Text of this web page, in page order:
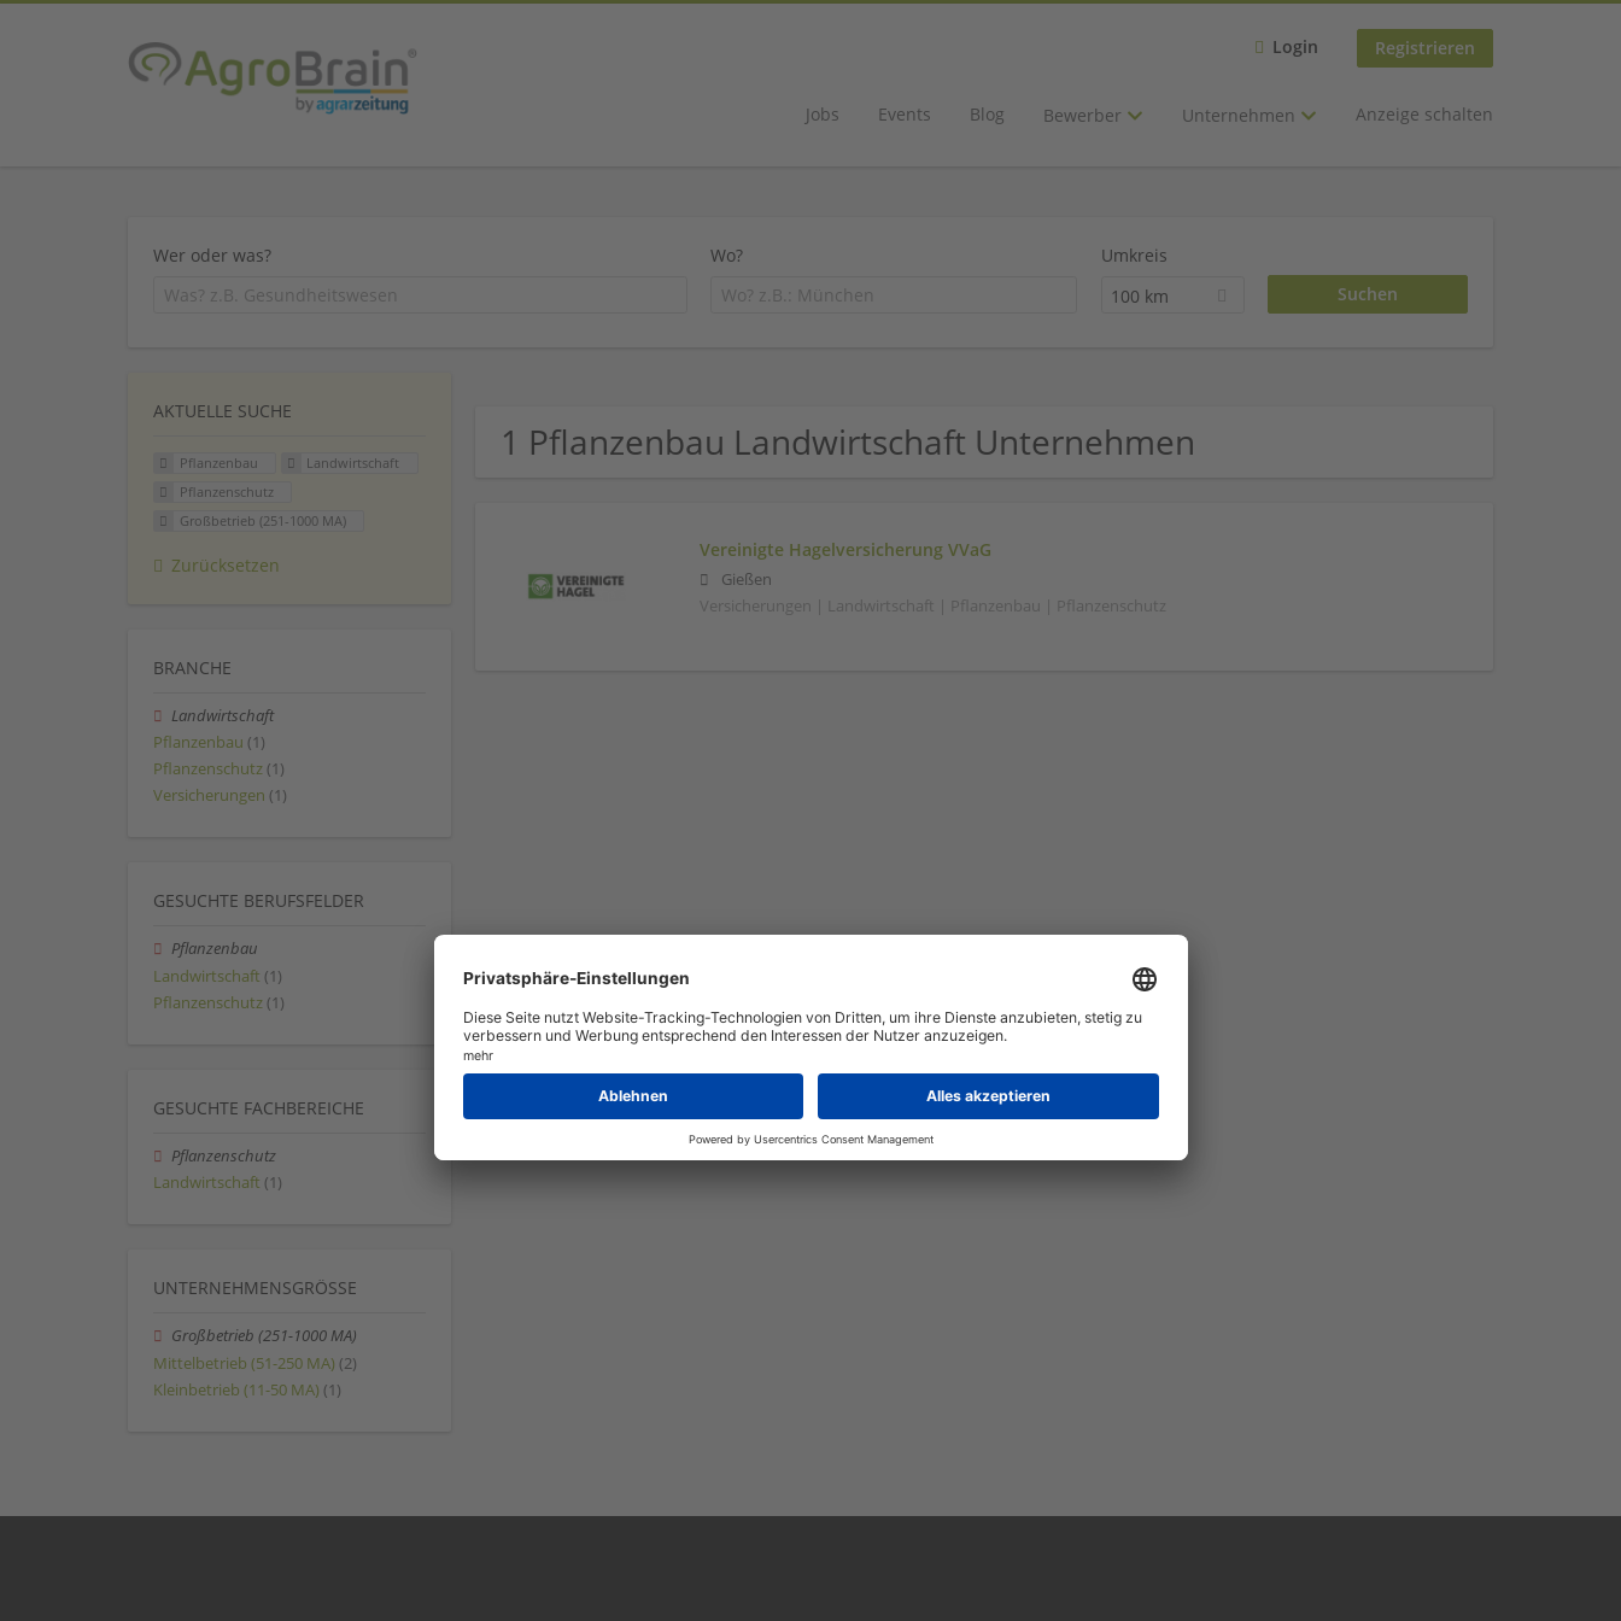
Login Registrieren
Jobs Events Blog Bewerber Unternehmen Anzeige schalten
Wer oder was? Wo?
Umkreis
100 km
1 Pflanzenbau Landwirtschaft Unternehmen
Vereinigte Hagelversicherung VVaG
Gießen
Versicherungen | Landwirtschaft | Pflanzenbau | Pflanzenschutz
AKTUELLE SUCHE
Pflanzenbau
Landwirtschaft
Pflanzenschutz
Großbetrieb (251-1000 MA)
Zurücksetzen
BRANCHE
Landwirtschaft
Pflanzenbau (1)
Pflanzenschutz (1)
Versicherungen (1)
GESUCHTE BERUFSFELDER
Pflanzenbau
Landwirtschaft (1)
Pflanzenschutz (1)
GESUCHTE FACHBEREICHE
Pflanzenschutz
Landwirtschaft (1)
UNTERNEHMENSGRÖSSE
Großbetrieb (251-1000 MA)
Mittelbetrieb (51-250 MA) (2)
Kleinbetrieb (11-50 MA) (1)